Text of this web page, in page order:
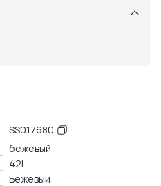
части товаров
SS017680
бежевый
42L
Бежевый